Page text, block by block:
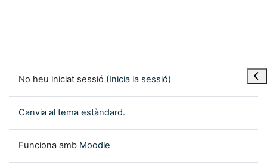
No heu iniciat sessió (Inicia la sessió)
Canvia al tema estàndard.
Funciona amb Moodle